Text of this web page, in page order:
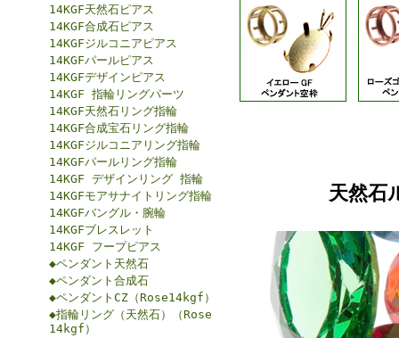
14KGF天然石ピアス
14KGF合成石ピアス
14KGFジルコニアピアス
14KGFパールピアス
14KGFデザインピアス
14KGF 指輪リングパーツ
14KGF天然石リング指輪
14KGF合成宝石リング指輪
14KGFジルコニアリング指輪
14KGFパールリング指輪
14KGF デザインリング 指輪
14KGFモアサナイトリング指輪
14KGFバングル・腕輪
14KGFブレスレット
14KGF フープピアス
◆ペンダント天然石
◆ペンダント合成石
◆ペンダントCZ（Rose14kgf）
◆指輪リング（天然石）（Rose
14kgf）
天然石